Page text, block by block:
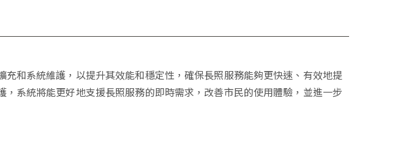
充和系統維護，以提升其效能和穩定性，確保長照服務能夠更快速、有效地提
，系統將能更好地支援長照服務的即時需求，改善市民的使用體驗，並進一步